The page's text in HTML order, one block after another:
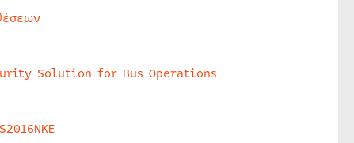
Solution for Bus Operations